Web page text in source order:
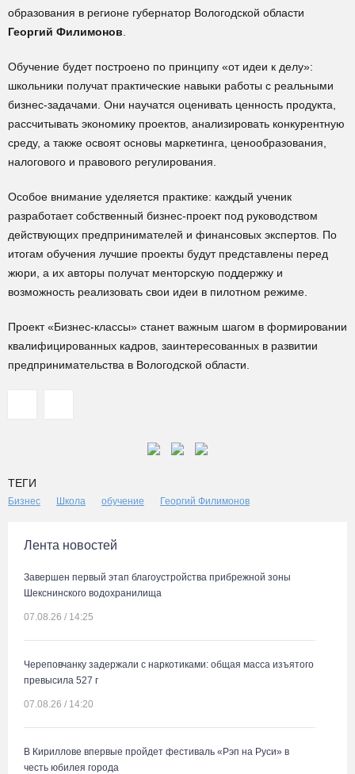
образования в регионе губернатор Вологодской области
Георгий Филимонов
Обучение будет построено по принципу «от идеи к делу»:
школьники получат практические навыки работы с реальными
бизнес-задачами. Они научатся оценивать ценность продукта,
рассчитывать экономику проектов, анализировать конкурентную
среду, а также освоят основы маркетинга, ценообразования,
налогового и правового регулирования.
Особое внимание уделяется практике: каждый ученик
разработает собственный бизнес-проект под руководством
действующих предпринимателей и финансовых экспертов. По
итогам обучения лучшие проекты будут представлены перед
жюри, а их авторы получат менторскую поддержку и
возможность реализовать свои идеи в пилотном режиме.
Проект «Бизнес-классы» станет важным шагом в формировании
квалифицированных кадров, заинтересованных в развитии
предпринимательства в Вологодской области.
ТЕГИ
Бизнес Школа обучение Георгий Филимонов
Лента новостей
Завершен первый этап благоустройства прибрежной зоны
Шекснинского водохранилища
07.08.26 / 14:25
Череповчанку задержали с наркотиками: общая масса изъятого
превысила 527 г
07.08.26 / 14:20
В Кириллове впервые пройдет фестиваль «Рэп на Руси» в
честь юбилея города